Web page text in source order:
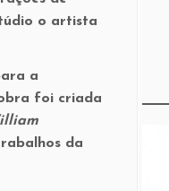
o artista
a
foi criada
da